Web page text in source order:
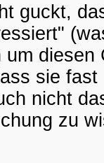
guckt,
um
sie
nicht
zu